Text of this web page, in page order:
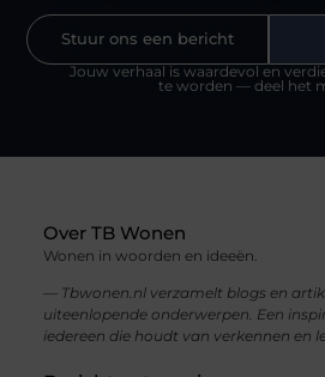
Stuur ons een bericht
Jouw verhaal is waardevol en
te worden — deel het
Over TB Wonen
Wonen in woorden en ideeën.
— Tbwonen.nl verzamelt blogs en
uiteenlopende onderwerpen. Een
iedereen die houdt van verkennen en